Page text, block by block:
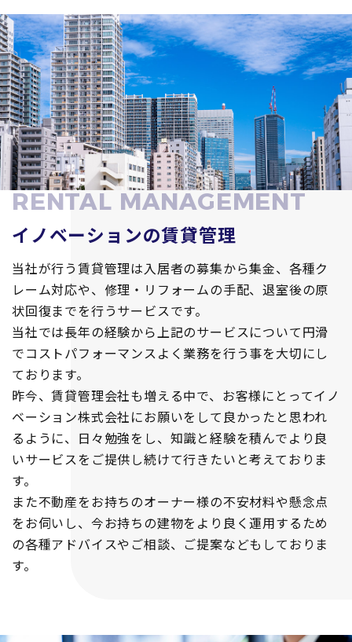
RENTAL MANAGEMENT
イノベーションの賃貸管理
当社が行う賃貸管理は入居者の募集から集金、各種ク
レーム対応や、修理・リフォームの手配、退室後の原
状回復までを行うサービスです。
当社では長年の経験から上記のサービスについて円滑
でコストパフォーマンスよく業務を行う事を大切にし
ております。
昨今、賃貸管理会社も増える中で、お客様にとってイノ
ベーション株式会社にお願いをして良かったと思われ
るように、日々勉強をし、知識と経験を積んでより良
いサービスをご提供し続けて行きたいと考えておりま
す。
また不動産をお持ちのオーナー様の不安材料や懸念点
をお伺いし、今お持ちの建物をより良く運用するため
の各種アドバイスやご相談、ご提案などもしておりま
す。